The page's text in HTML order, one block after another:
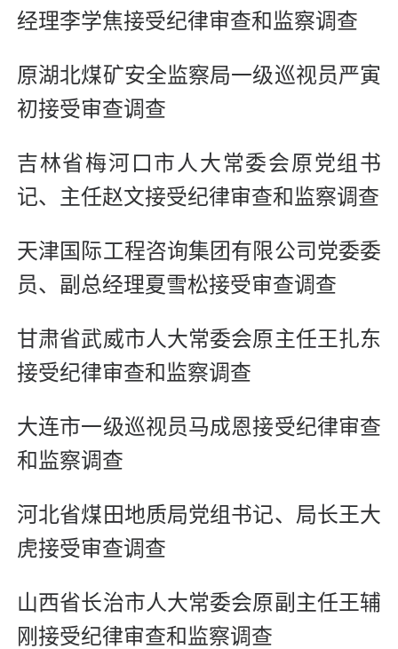
经理李学焦接受纪律审查和监察调查
原湖北煤矿安全监察局一级巡视员严寅
初接受审查调查
吉林省梅河口市人大常委会原党组书
记、主任赵文接受纪律审查和监察调查
天津国际工程咨询集团有限公司党委委
员、副总经理夏雪松接受审查调查
甘肃省武威市人大常委会原主任王扎东
接受纪律审查和监察调查
大连市一级巡视员马成恩接受纪律审查
和监察调查
河北省煤田地质局党组书记、局长王大
虎接受审查调查
山西省长治市人大常委会原副主任王辅
刚接受纪律审查和监察调查